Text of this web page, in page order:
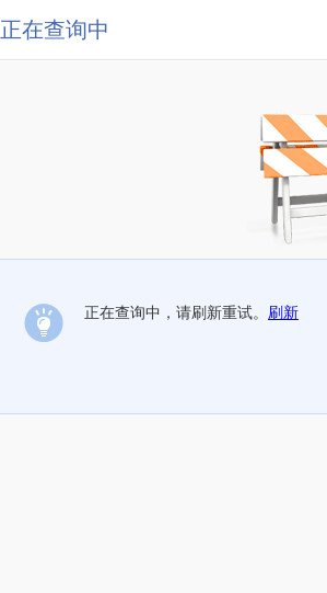
正在查询中
正在查询中，请刷新重试。 刷新